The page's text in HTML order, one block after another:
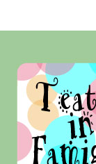
Teatro In
rassegna di
per far
del teatro